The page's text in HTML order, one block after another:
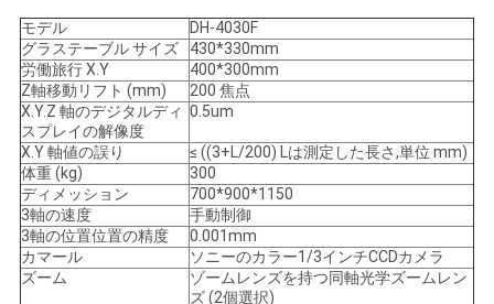
引
用
を
要
求
し
モデル
DH-4030F
グラステーブル サイズ
430*330mm
労働旅行 X.Y
400*300mm
Z軸移動リフト (mm)
200 焦点
X.Y.Z 軸のデジタルディ
スプレイの解像度
0.5um
X.Y 軸値の誤り
≤ ((3+L/200) Lは測定した長さ,単位 mm)
体重 (kg)
300
ディメッション
700*900*1150
3軸の速度
手動制御
3軸の位置位置の精度
0.001mm
カマール
ソニーのカラー1/3インチCCDカメラ
ズーム
ゾームレンズを持つ同軸光学ズームレン
ズ (2個選択)